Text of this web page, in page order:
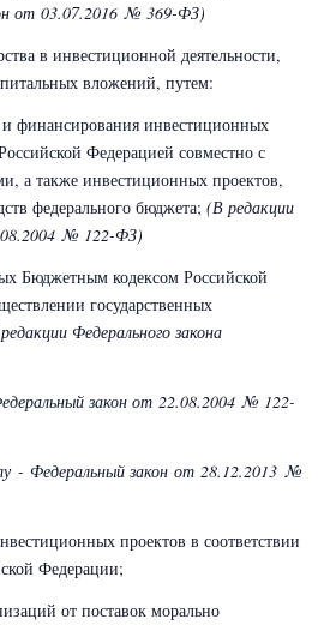
от 03.07.2016 № 369-ФЗ)
в инвестиционной деятельности,
вложений, путем:
и финансирования инвестиционных
Федерацией совместно с
а также инвестиционных проектов,
федерального бюджета; (В редакции
№ 122-ФЗ)
Бюджетным кодексом Российской
государственных
Федерального закона
закон от 22.08.2004 № 122-
- Федеральный закон от 28.12.2013 №
проектов в соответствии
Федерации;
от поставок морально